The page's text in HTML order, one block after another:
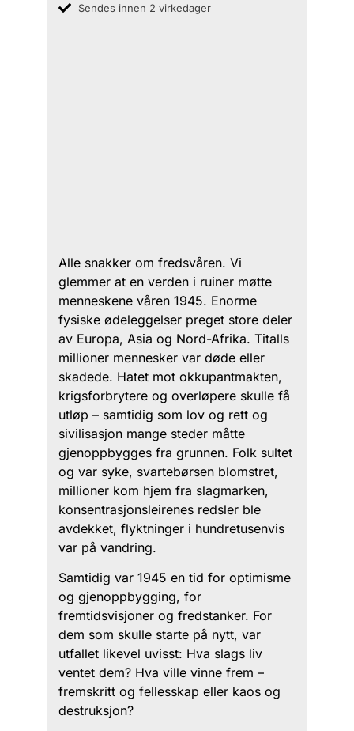
Sendes innen 2 virkedager
Alle snakker om fredsvåren. Vi
glemmer at en verden i ruiner møtte
menneskene våren 1945. Enorme
fysiske ødeleggelser preget store deler
av Europa, Asia og Nord-Afrika. Titalls
millioner mennesker var døde eller
skadede. Hatet mot okkupantmakten,
krigsforbrytere og overløpere skulle få
utløp – samtidig som lov og rett og
sivilisasjon mange steder måtte
gjenoppbygges fra grunnen. Folk sultet
og var syke, svartebørsen blomstret,
millioner kom hjem fra slagmarken,
konsentrasjonsleirenes redsler ble
avdekket, flyktninger i hundretusenvis
var på vandring.
Samtidig var 1945 en tid for optimisme
og gjenoppbygging, for
fremtidsvisjoner og fredstanker. For
dem som skulle starte på nytt, var
utfallet likevel uvisst: Hva slags liv
ventet dem? Hva ville vinne frem –
fremskritt og fellesskap eller kaos og
destruksjon?